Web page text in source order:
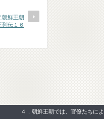
朝鮮王朝
列伝１６
４．朝鮮王朝では、官僚たちに